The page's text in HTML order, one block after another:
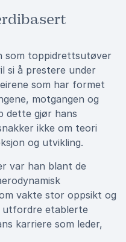
som toppidrettsutøver
si å prestere under
som har formet
motgangen og
dette gjør hans
ikke om teori
og utvikling.
var han blant de
vakte stor oppsikt og
utfordre etablerte
karriere som leder,